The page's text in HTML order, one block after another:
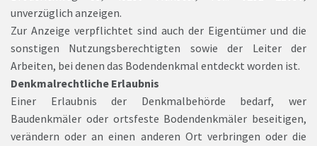
unverzüglich anzeigen.
Zur Anzeige verpflichtet sind auch der Eigentümer und die
sonstigen Nutzungsberechtigten sowie der Leiter der
Arbeiten, bei denen das Bodendenkmal entdeckt worden ist.
Denkmalrechtliche Erlaubnis
Einer Erlaubnis der Denkmalbehörde bedarf, wer
Baudenkmäler oder ortsfeste Bodendenkmäler beseitigen,
verändern oder an einen anderen Ort verbringen oder die